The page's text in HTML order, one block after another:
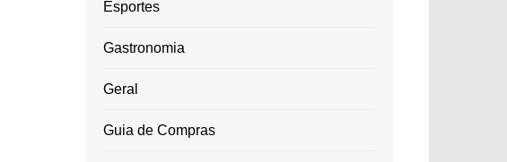
Esportes
Gastronomia
Geral
Guia de Compras